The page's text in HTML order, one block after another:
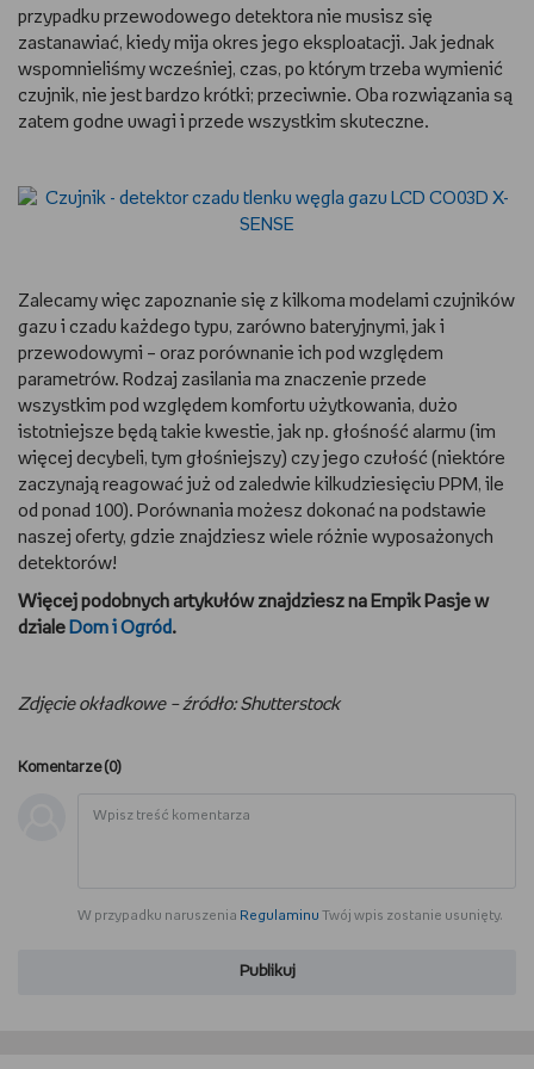
przypadku przewodowego detektora nie musisz się
zastanawiać, kiedy mija okres jego eksploatacji. Jak jednak
wspomnieliśmy wcześniej, czas, po którym trzeba wymienić
czujnik, nie jest bardzo krótki; przeciwnie. Oba rozwiązania są
zatem godne uwagi i przede wszystkim skuteczne.
Zalecamy więc zapoznanie się z kilkoma modelami czujników
gazu i czadu każdego typu, zarówno bateryjnymi, jak i
przewodowymi – oraz porównanie ich pod względem
parametrów. Rodzaj zasilania ma znaczenie przede
wszystkim pod względem komfortu użytkowania, dużo
istotniejsze będą takie kwestie, jak np. głośność alarmu (im
więcej decybeli, tym głośniejszy) czy jego czułość (niektóre
zaczynają reagować już od zaledwie kilkudziesięciu PPM, ile
od ponad 100). Porównania możesz dokonać na podstawie
naszej oferty, gdzie znajdziesz wiele różnie wyposażonych
detektorów!
Więcej podobnych artykułów znajdziesz na Empik Pasje w
dziale Dom i Ogród .
Zdjęcie okładkowe – źródło: Shutterstock
Komentarze (0)
W przypadku naruszenia Regulaminu Twój wpis zostanie usunięty.
Publikuj